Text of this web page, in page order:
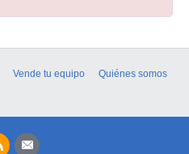
Vende tu equipo
Quiénes somos